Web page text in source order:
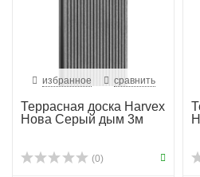
избранное сравнить
Террасная доска Harvex
Нова Серый дым 3м
(0)